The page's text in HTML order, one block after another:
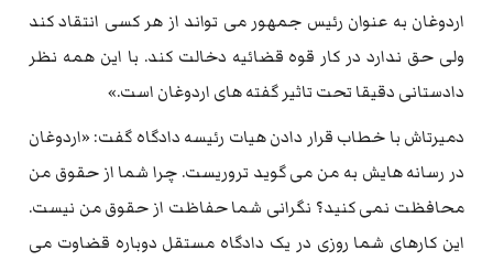
اردوغان به عنوان رئیس جمهور می تواند از هر کسی انتقاد کند
ولی حق ندارد در کار قوه قضائیه دخالت کند. با این همه نظر
دادستانی دقیقا تحت تاثیر گفته های اردوغان است.»
دمیرتاش با خطاب قرار دادن هیات رئیسه دادگاه گفت: «اردوغان
در رسانه هایش به من می گوید تروریست. چرا شما از حقوق من
محافظت نمی کنید؟ نگرانی شما حفاظت از حقوق من نیست.
این کارهای شما روزی در یک دادگاه مستقل دوباره قضاوت می